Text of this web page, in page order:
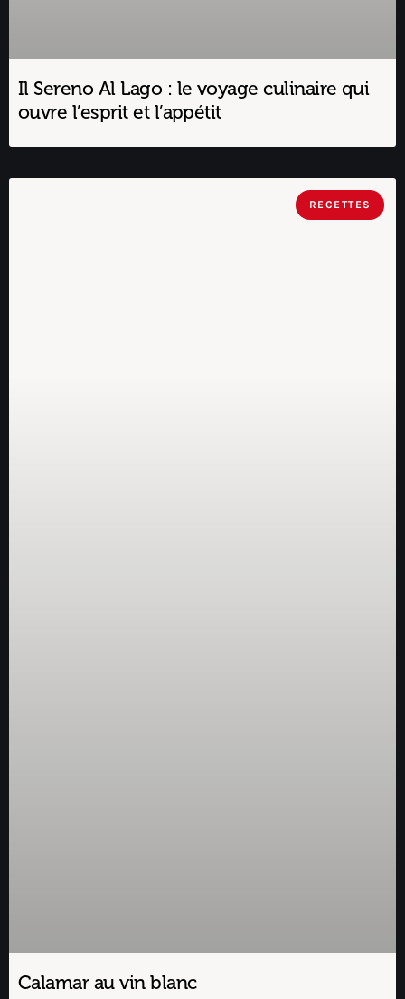
Il Sereno Al Lago : le voyage culinaire qui
ouvre l’esprit et l’appétit
RECETTES
Calamar au vin blanc